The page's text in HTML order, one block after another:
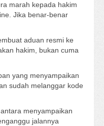
marah kepada hakim
Jika benar-benar
aduan resmi ke
hakim, bukan cuma
yang menyampaikan
sudah melanggar kode
menyampaikan
jalannya